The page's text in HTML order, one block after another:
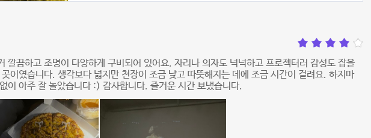
깔끔하고 조명이 다양하게 구비되어 있어요. 자리나 의자도 넉넉하고 프로젝터러 감성도 잡을
이였습니다. 생각보다 넓지만 천장이 조금 낮고 따뜻해지는 데에 조금 시간이 걸려요. 하지마
이 아주 잘 놀았습니다 :) 감사합니다. 즐거운 시간 보냈습니다.